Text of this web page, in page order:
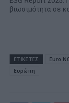
βιωσιμότητα σε
ΕΤΙΚΕΤΕΣ Euro
Ευρώπη